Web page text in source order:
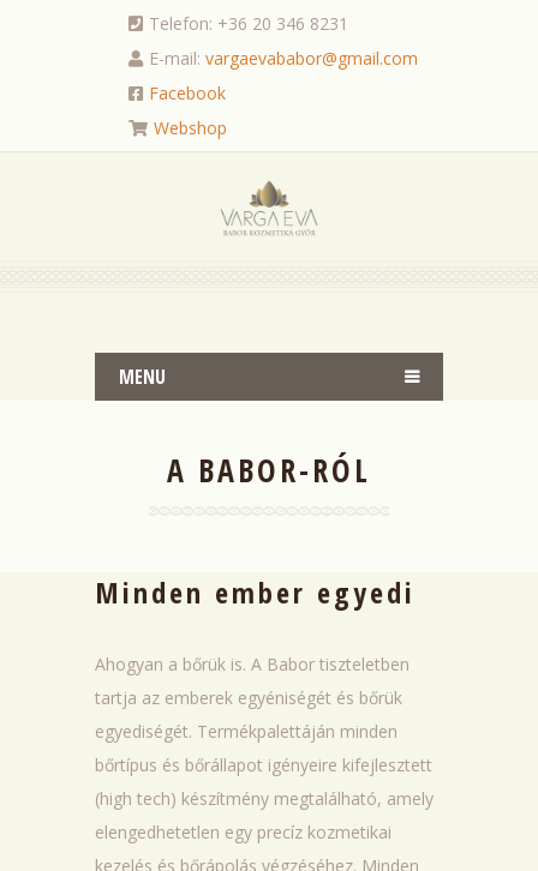
Telefon: +36 20 346 8231
E-mail: vargaevababor@gmail.com
Facebook
Webshop
MENU
A BABOR-RÓL
Minden ember egyedi
Ahogyan a bőrük is. A Babor tiszteletben
tartja az emberek egyéniségét és bőrük
egyediségét. Termékpalettáján minden
bőrtípus és bőrállapot igényeire kifejlesztett
(high tech) készítmény megtalálható, amely
elengedhetetlen egy precíz kozmetikai
kezelés és bőrápolás végzéséhez. Minden